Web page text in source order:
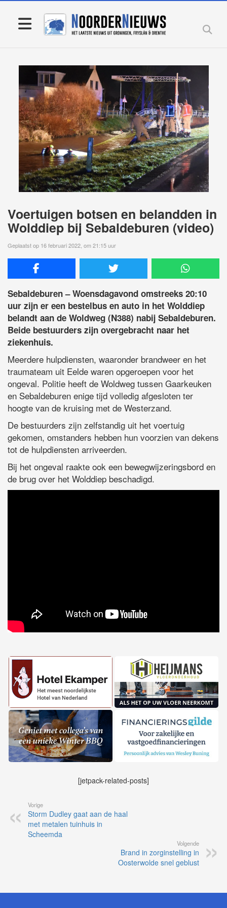
Voertuigen botsen en belandden in
Wolddiep bij Sebaldeburen (video)
Geplaatst op 16 februari 2022, om 21:15 uur
Sebaldeburen – Woensdagavond omstreeks 20:10
uur zijn er een bestelbus en auto in het Wolddiep
belandt aan de Woldweg (N388) nabij Sebaldeburen.
Beide bestuurders zijn overgebracht naar het
ziekenhuis.
Meerdere hulpdiensten, waaronder brandweer en het
traumateam uit Eelde waren opgeroepen voor het
ongeval. Politie heeft de Woldweg tussen Gaarkeuken
en Sebaldeburen enige tijd volledig afgesloten ter
hoogte van de kruising met de Westerzand.
De bestuurders zijn zelfstandig uit het voertuig
gekomen, omstanders hebben hun voorzien van dekens
tot de hulpdiensten arriveerden.
Bij het ongeval raakte ook een bewegwijzeringsbord en
de brug over het Wolddiep beschadigd.
[jetpack-related-posts]
Vorige
Storm Dudley gaat aan de haal
met metalen tuinhuis in
Scheemda
Volgende
Brand in zorginstelling in
Oosterwolde snel geblust